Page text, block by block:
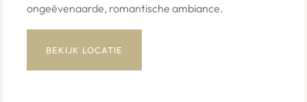
ongeëvenaarde, romantische ambiance.
BEKIJK LOCATIE